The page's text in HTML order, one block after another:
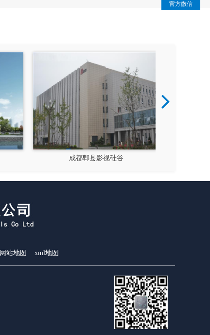
成都郫县影视硅谷
网站地图 xml地图
官方微信